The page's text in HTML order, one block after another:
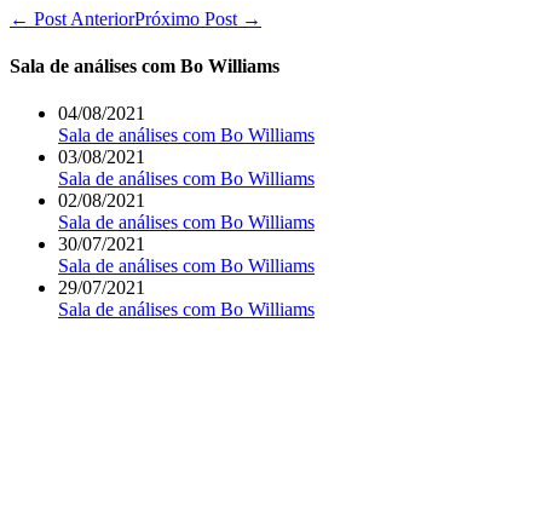
Navegação
post
← Post AnteriorPróximo Post →
Sala de análises com Bo Williams
04/08/2021
Sala de análises com Bo Williams
03/08/2021
Sala de análises com Bo Williams
02/08/2021
Sala de análises com Bo Williams
30/07/2021
Sala de análises com Bo Williams
29/07/2021
Sala de análises com Bo Williams